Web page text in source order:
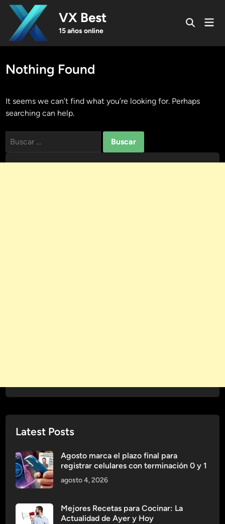
Skip
content
VX Best
15 años online
Open
Nothing Found
It seems we can’t find what you’re looking for. Perhaps
searching can help.
Buscar:
Latest Posts
Agosto marca el plazo final para
registrar celulares con terminación 0 y 1
agosto 4, 2026
Mejores Recetas para Cocinar: La
Actualidad de Ayer y Hoy